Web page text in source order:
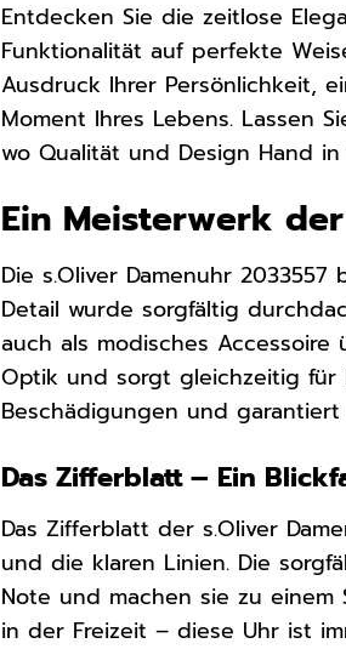
Entdecken Sie die zeitlose
Funktionalität auf perfekte
Ausdruck Ihrer Persönlichkeit,
Moment Ihres Lebens. Lassen
wo Qualität und Design Hand
Ein Meisterwerk
Die s.Oliver Damenuhr
Detail wurde sorgfältig
auch als modisches Accessoire
Optik und sorgt gleichzeitig für
Beschädigungen und
Das Zifferblatt – Ein
Das Zifferblatt der s.Oliver
und die klaren Linien. Die
Note und machen sie zu
in der Freizeit – diese Uhr ist